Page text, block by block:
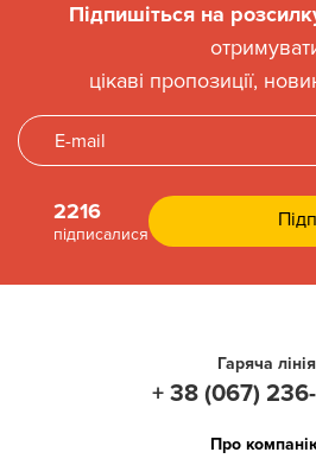
Підпишіться на
цікаві пропозиції,
2216
підписалися
Гаряча лінія
+ 38 (067)
Про